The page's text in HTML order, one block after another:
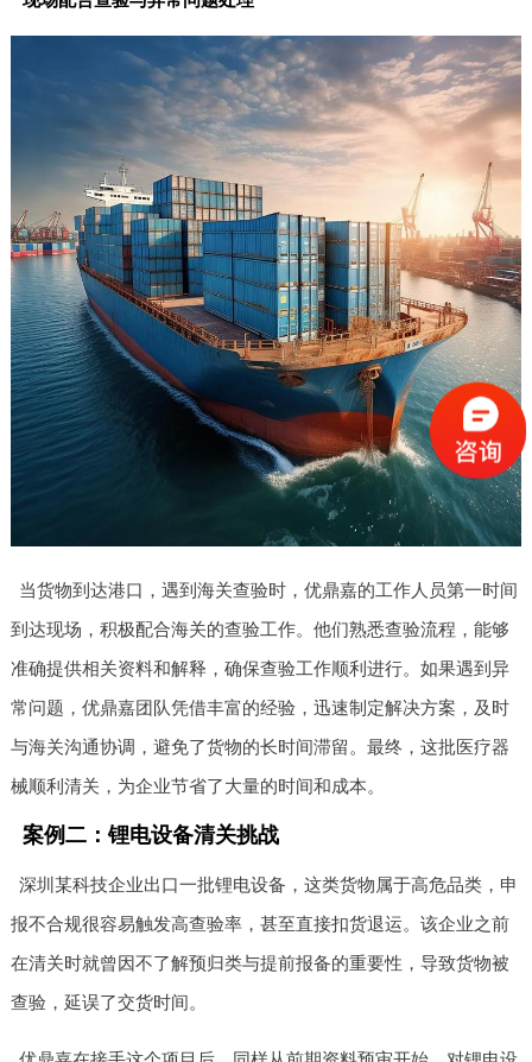
当货物到达港口，遇到海关查验时，优鼎嘉的工作人员第一时间
到达现场，积极配合海关的查验工作。他们熟悉查验流程，能够
准确提供相关资料和解释，确保查验工作顺利进行。如果遇到异
常问题，优鼎嘉团队凭借丰富的经验，迅速制定解决方案，及时
与海关沟通协调，避免了货物的长时间滞留。最终，这批医疗器
械顺利清关，为企业节省了大量的时间和成本。
案例二：锂电设备清关挑战
深圳某科技企业出口一批锂电设备，这类货物属于高危品类，申
报不合规很容易触发高查验率，甚至直接扣货退运。该企业之前
在清关时就曾因不了解预归类与提前报备的重要性，导致货物被
查验，延误了交货时间。